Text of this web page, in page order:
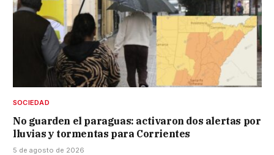
SOCIEDAD
No guarden el paraguas: activaron dos alertas por
lluvias y tormentas para Corrientes
5 de agosto de 2026